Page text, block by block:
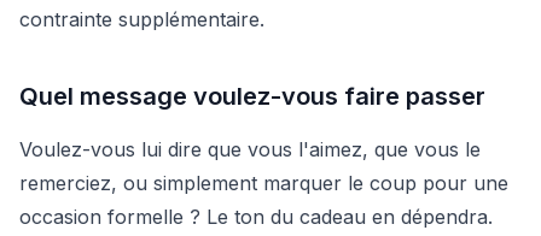
contrainte supplémentaire.
Quel message voulez-vous faire passer
Voulez-vous lui dire que vous l'aimez, que vous le
remerciez, ou simplement marquer le coup pour une
occasion formelle ? Le ton du cadeau en dépendra.